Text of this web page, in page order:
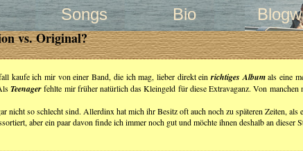
Songs Bio
vs. Original?
kaufe ich mir von einer Band, die ich mag, lieber direkt ein richtiges Albumals eine
Teenagerfehlte mir früher natürlich das Kleingeld für diese Extravaganz. Von manchen
so schlecht sind. Allerdinx hat mich ihr Besitz oft auch noch zu späteren Zeiten,
aber ein paar davon finde ich immer noch gut und möchte ihnen deshalb an